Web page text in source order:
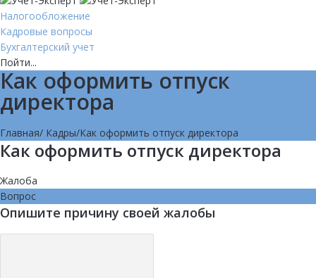
Налогообложение
Кадровые вопросы
Бухгалтерский учет
Пойти...
Как оформить отпуск
директора
Главная/ Кадры/Как оформить отпуск директора
Как оформить отпуск директора
Жалоба
Вопрос
Опишите причину своей жалобы